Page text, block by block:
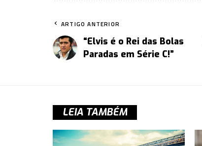
ARTIGO ANTERIOR
“Elvis é o Rei das Bolas
Paradas em Série C!”
LEIA TAMBÉM